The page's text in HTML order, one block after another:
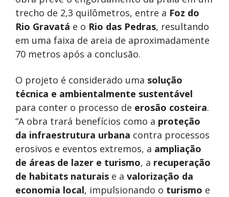
trecho de 2,3 quilômetros, entre a Foz do
Rio Gravatá e o Rio das Pedras, resultando
em uma faixa de areia de aproximadamente
70 metros após a conclusão.
O projeto é considerado uma solução
técnica e ambientalmente sustentável
para conter o processo de erosão costeira.
“A obra trará benefícios como a proteção
da infraestrutura urbana contra processos
erosivos e eventos extremos, a ampliação
de áreas de lazer e turismo, a recuperação
de habitats naturais e a valorização da
economia local, impulsionando o turismo e